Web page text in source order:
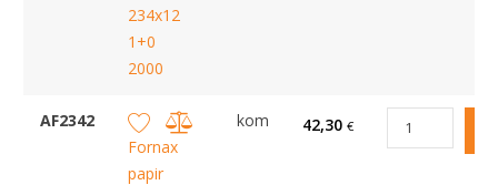
234x12
1+0
2000
AF2342
Fornax
papir
kom 42,30 €